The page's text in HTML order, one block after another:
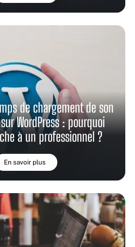
de chargement de son
WordPress : pourquoi
à un professionnel ?
En savoir plus